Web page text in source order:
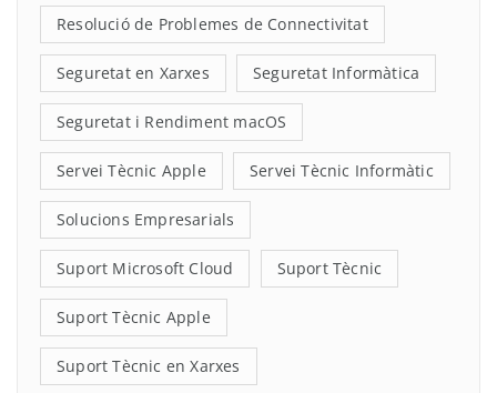
Resolució de Problemes de Connectivitat
Seguretat en Xarxes Seguretat Informàtica
Seguretat i Rendiment macOS
Servei Tècnic Apple Servei Tècnic Informàtic
Solucions Empresarials
Suport Microsoft Cloud Suport Tècnic
Suport Tècnic Apple
Suport Tècnic en Xarxes